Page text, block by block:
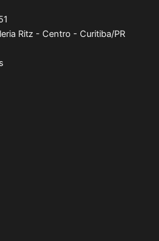
Ritz - Centro - Curitiba/PR